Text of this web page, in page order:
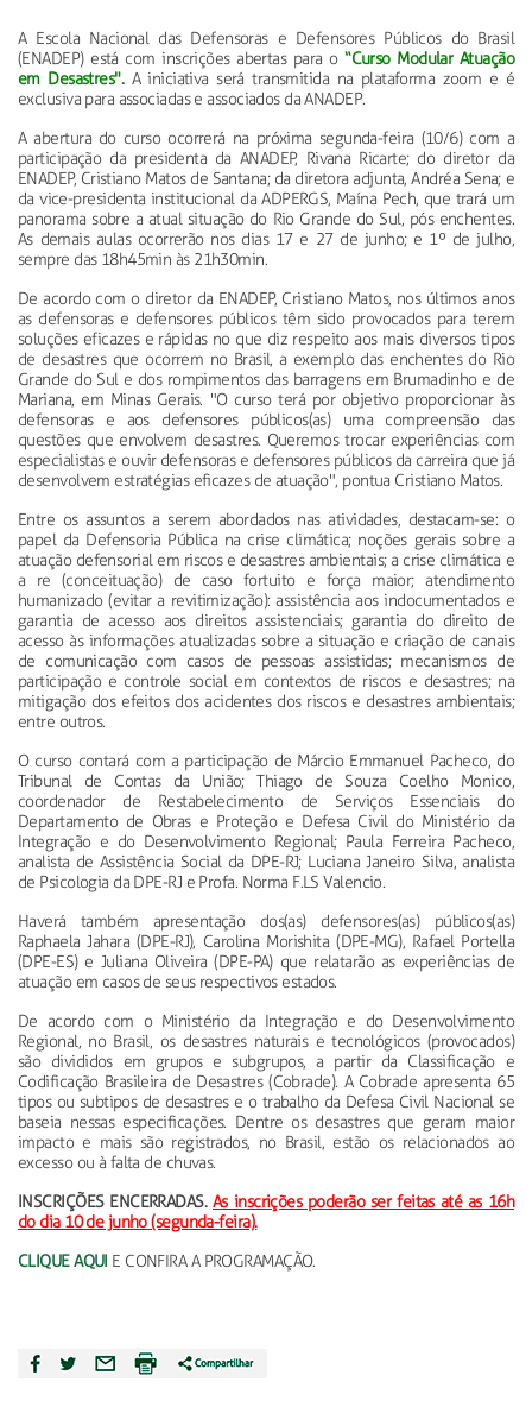
A Escola Nacional das Defensoras e Defensores Públicos do Brasil
(ENADEP) está com inscrições abertas para o“Curso Modular Atuação
em Desastres".A iniciativa será transmitida na plataforma zoom e é
exclusiva para associadas e associados da ANADEP.
A abertura do curso ocorrerá na próxima segunda-feira (10/6) com a
participação da presidenta da ANADEP, Rivana Ricarte; do diretor da
ENADEP, Cristiano Matos de Santana; da diretora adjunta, Andréa Sena; e
da vice-presidenta institucional da ADPERGS, Maína Pech, que trará um
panorama sobre a atual situação do Rio Grande do Sul, pós enchentes.
As demais aulas ocorrerão nos dias 17 e 27 de junho; e 1º de julho,
sempre das 18h45min às 21h30min.
De acordo com o diretor da ENADEP, Cristiano Matos, nos últimos anos
as defensoras e defensores públicos têm sido provocados para terem
soluções eficazes e rápidas no que diz respeito aos mais diversos tipos
de desastres que ocorrem no Brasil, a exemplo das enchentes do Rio
Grande do Sul e dos rompimentos das barragens em Brumadinho e de
Mariana, em Minas Gerais. "O curso terá por objetivo proporcionar às
defensoras e aos defensores públicos(as) uma compreensão das
questões que envolvem desastres. Queremos trocar experiências com
especialistas e ouvir defensoras e defensores públicos da carreira que já
desenvolvem estratégias eficazes de atuação", pontua Cristiano Matos.
Entre os assuntos a serem abordados nas atividades, destacam-se: o
papel da Defensoria Pública na crise climática; noções gerais sobre a
atuação defensorial em riscos e desastres ambientais; a crise climática e
a re (conceituação) de caso fortuito e força maior; atendimento
humanizado (evitar a revitimização): assistência aos indocumentados e
garantia de acesso aos direitos assistenciais; garantia do direito de
acesso às informações atualizadas sobre a situação e criação de canais
de comunicação com casos de pessoas assistidas; mecanismos de
participação e controle social em contextos de riscos e desastres; na
mitigação dos efeitos dos acidentes dos riscos e desastres ambientais;
entre outros.
O curso contará com a participação de Márcio Emmanuel Pacheco, do
Tribunal de Contas da União; Thiago de Souza Coelho Monico,
coordenador de Restabelecimento de Serviços Essenciais do
Departamento de Obras e Proteção e Defesa Civil do Ministério da
Integração e do Desenvolvimento Regional; Paula Ferreira Pacheco,
analista de Assistência Social da DPE-RJ; Luciana Janeiro Silva, analista
de Psicologia da DPE-RJ e Profa. Norma F.LS Valencio.
Haverá também apresentação dos(as) defensores(as) públicos(as)
Raphaela Jahara (DPE-RJ), Carolina Morishita (DPE-MG), Rafael Portella
(DPE-ES) e Juliana Oliveira (DPE-PA) que relatarão as experiências de
atuação em casos de seus respectivos estados.
De acordo com o Ministério da Integração e do Desenvolvimento
Regional, no Brasil, os desastres naturais e tecnológicos (provocados)
são divididos em grupos e subgrupos, a partir da Classificação e
Codificação Brasileira de Desastres (Cobrade). A Cobrade apresenta 65
tipos ou subtipos de desastres e o trabalho da Defesa Civil Nacional se
baseia nessas especificações. Dentre os desastres que geram maior
impacto e mais são registrados, no Brasil, estão os relacionados ao
excesso ou à falta de chuvas.
INSCRIÇÕES ENCERRADAS. As inscrições poderão ser feitas até as 16h
do dia 10 de junho (segunda-feira).
CLIQUE AQUI E CONFIRA A PROGRAMAÇÃO.